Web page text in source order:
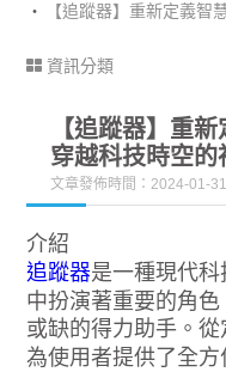
【追蹤器】重新定義
資訊分類
【追蹤器】重
穿越科技時空的
文章發佈時間：2024-01-31
介紹
追蹤器是一種現代
中扮演著重要的角
或缺的得力助手。
為使用者提供了全